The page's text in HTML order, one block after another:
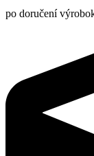
po doručení